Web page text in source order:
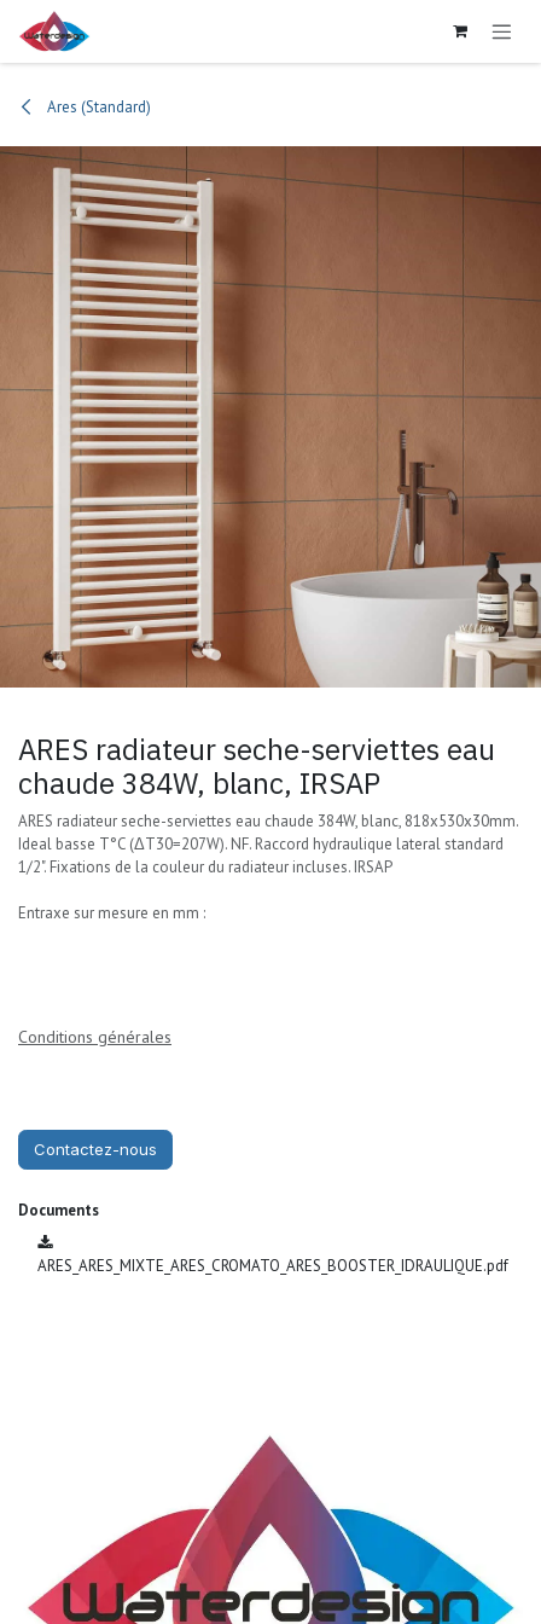
Se rendre au contenu
Ares (Standard)
ARES radiateur seche-serviettes eau
chaude 384W, blanc, IRSAP
ARES radiateur seche-serviettes eau chaude 384W, blanc, 818x530x30mm.
Ideal basse T°C (ΔT30=207W). NF. Raccord hydraulique lateral standard
1/2". Fixations de la couleur du radiateur incluses. IRSAP
Entraxe sur mesure en mm :
Conditions générales
Contactez-nous
Documents
ARES_ARES_MIXTE_ARES_CROMATO_ARES_BOOSTER_IDRAULIQUE.pdf